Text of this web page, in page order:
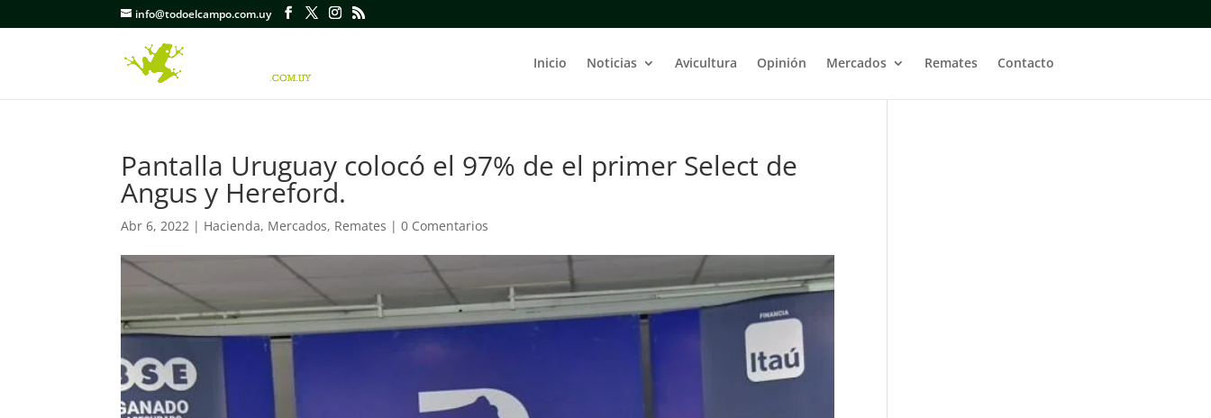
info@todoelcampo.com.uy
Inicio Noticias Avicultura Opinión Mercados Remates Contacto
Pantalla Uruguay colocó el 97% de el primer Select de
Angus y Hereford.
Abr 6, 2022 | Hacienda, Mercados, Remates |0 Comentarios